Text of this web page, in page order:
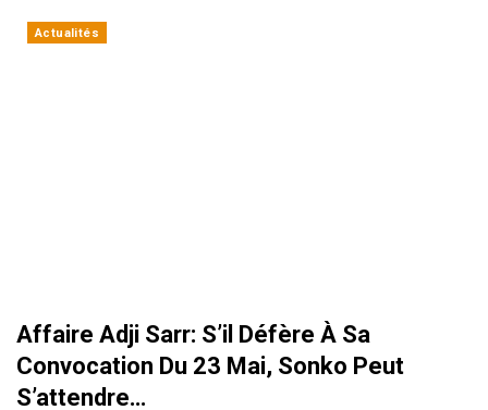
Actualités
Affaire Adji Sarr: S’il Défère À Sa
Convocation Du 23 Mai, Sonko Peut
S’attendre…